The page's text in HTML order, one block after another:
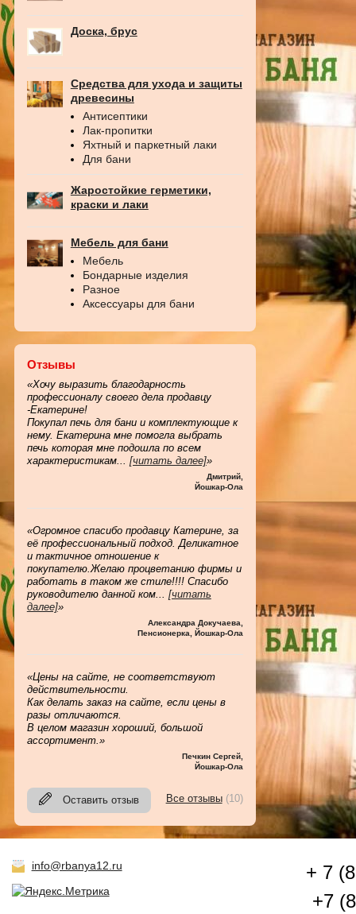
Доска, брус
Средства для ухода и защиты
древесины
Антисептики
Лак-пропитки
Яхтный и паркетный лаки
Для бани
Жаростойкие герметики,
краски и лаки
Мебель для бани
Мебель
Бондарные изделия
Разное
Аксессуары для бани
Отзывы
«Хочу выразить благодарность
профессионалу своего дела продавцу
-Екатерине!
Покупал печь для бани и комплектующие к
нему. Екатерина мне помогла выбрать
печь которая мне подошла по всем
характеристикам... [читать далее]»
Дмитрий,
Йошкар-Ола
«Огромное спасибо продавцу Катерине, за
её профессиональный подход. Деликатное
и тактичное отношение к
покупателю.Желаю процветанию фирмы и
работать в таком же стиле!!!! Спасибо
руководителю данной ком... [читать
далее]»
Александра Докучаева
Пенсионерка, Йошкар-Ола
«Цены на сайте, не соответствуют
действительности.
Как делать заказ на сайте, если цены в
разы отличаются.
В целом магазин хороший, большой
ассортимент.»
Печкин Сергей,
Йошкар-Ола
Оставить отзыв Все отзывы(10)
info@rbanya12.ru
+ 7
+7